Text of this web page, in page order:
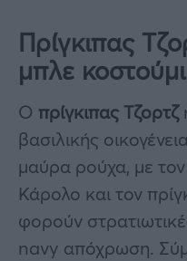
Πρίγκιπας
μπλε
Ο πρίγκιπας Τζορτζ
βασιλικής
μαύρα ρούχα, με
Κάρολο και τον
φορούν
navy απόχρωση.